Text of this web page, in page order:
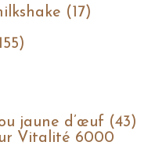
(17)
jaune d’œuf (43)
Vitalité 6000